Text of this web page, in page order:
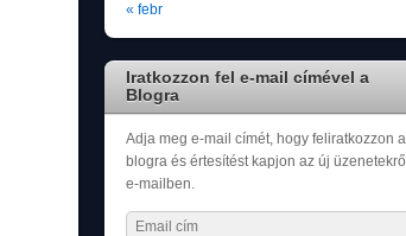
« febr
Iratkozzon fel e-mail címével a
Blogra
Adja meg e-mail címét, hogy feliratkozzon a
blogra és értesítést kapjon az új üzenetekről
e-mailben.
Email